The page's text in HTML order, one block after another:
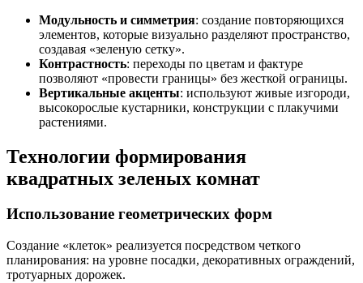
Модульность и симметрия: создание повторяющихся
элементов, которые визуально разделяют пространство,
создавая «зеленую сетку».
Контрастность: переходы по цветам и фактуре
позволяют «провести границы» без жесткой ограницы.
Вертикальные акценты: используют живые изгороди,
высокорослые кустарники, конструкции с плакучими
растениями.
Технологии формирования
квадратных зеленых комнат
Использование геометрических форм
Создание «клеток» реализуется посредством четкого
планирования: на уровне посадки, декоративных ограждений,
тротуарных дорожек.